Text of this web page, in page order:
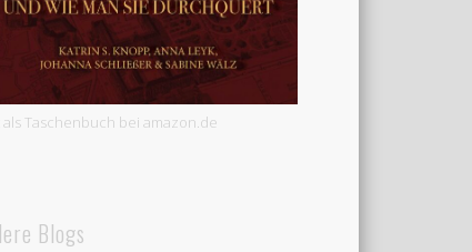
als Taschenbuch bei amazon.de
Blogs